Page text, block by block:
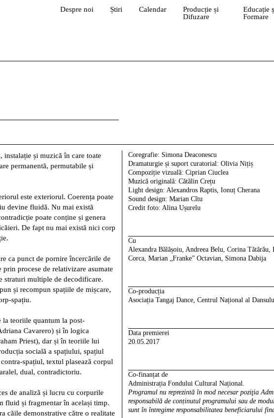
Despre noi Știri Calendar
Producție și
Difuzare
Educație
Formare
instalație și muzică în care toate
permanentă, permutabile și
este exteriorul. Coerența poate
devine fluidă. Nu mai există
poate conține și genera
De fapt nu mai există nici corp
ca punct de pornire încercările de
procese de relativizare asumate
straturi multiple de decodificare.
și recompun spațiile de mișcare,
spațiu.
teoriile quantum la post-
Cavarero) și în logica
Priest), dar și în teoriile lui
socială a spațiului, spațiul
spațiul, textul plasează corpul
dual, contradictoriu.
de analiză și lucru cu corpurile
fluid și fragmentar în același timp.
căile demonstrative către o realitate
Coregrafie: Simona Deaconescu
Dramaturgie și suport curatorial: Olivia Nițiș
Compoziție vizuală: Ciprian Ciuclea
Muzică originală: Cătălin Crețu
Light design: Alexandros Raptis, Ionuț Cherana
Sound design: Marian Cîtu
Credit foto: Alina Ușurelu
Cu
Alexandra Bălășoiu, Andreea Belu, Corina Tătărău,
Corca, Marian „Franke” Octavian, Simona Dabija
Co-producția
Asociația Tangaj Dance, Centrul Național al
Data premierei
20.05.2017
Co-finanțat de
Administrația Fondului Cultural Național.
Programul nu reprezintă în mod necesar poziţia
responsabilă de conținutul programului sau de
sunt în întregime responsabilitatea beneficiarului